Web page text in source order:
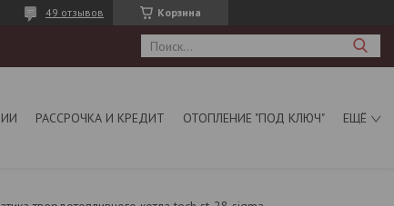
Корзина
49 отзывов
РАССРОЧКА И КРЕДИТ ОТОПЛЕНИЕ "ПОД КЛЮЧ" ЕЩЁ